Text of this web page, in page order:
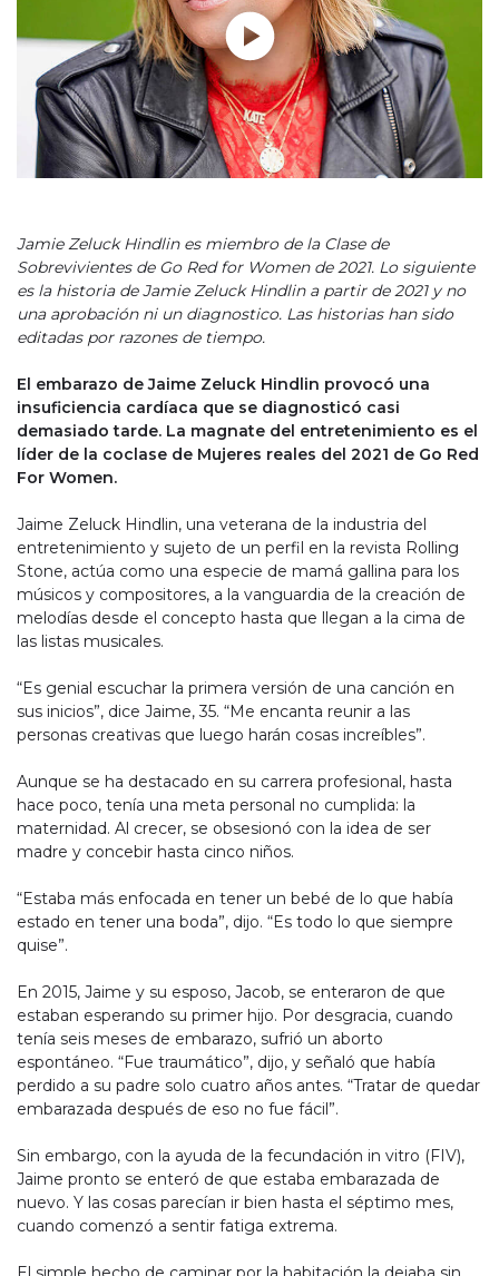
Jamie Zeluck Hindlin es miembro de la Clase de
Sobrevivientes de Go Red for Women de 2021. Lo siguiente
es la historia de Jamie Zeluck Hindlin a partir de 2021 y no
una aprobación ni un diagnostico. Las historias han sido
editadas por razones de tiempo.
El embarazo de Jaime Zeluck Hindlin provocó una
insuficiencia cardíaca que se diagnosticó casi
demasiado tarde. La magnate del entretenimiento es el
líder de la coclase de Mujeres reales del 2021 de Go Red
For Women.
Jaime Zeluck Hindlin, una veterana de la industria del
entretenimiento y sujeto de un perfil en la revista Rolling
Stone, actúa como una especie de mamá gallina para los
músicos y compositores, a la vanguardia de la creación de
melodías desde el concepto hasta que llegan a la cima de
las listas musicales.
“Es genial escuchar la primera versión de una canción en
sus inicios”, dice Jaime, 35. “Me encanta reunir a las
personas creativas que luego harán cosas increíbles”.
Aunque se ha destacado en su carrera profesional, hasta
hace poco, tenía una meta personal no cumplida: la
maternidad. Al crecer, se obsesionó con la idea de ser
madre y concebir hasta cinco niños.
“Estaba más enfocada en tener un bebé de lo que había
estado en tener una boda”, dijo. “Es todo lo que siempre
quise”.
En 2015, Jaime y su esposo, Jacob, se enteraron de que
estaban esperando su primer hijo. Por desgracia, cuando
tenía seis meses de embarazo, sufrió un aborto
espontáneo. “Fue traumático”, dijo, y señaló que había
perdido a su padre solo cuatro años antes. “Tratar de quedar
embarazada después de eso no fue fácil”.
Sin embargo, con la ayuda de la fecundación in vitro (FIV),
Jaime pronto se enteró de que estaba embarazada de
nuevo. Y las cosas parecían ir bien hasta el séptimo mes,
cuando comenzó a sentir fatiga extrema.